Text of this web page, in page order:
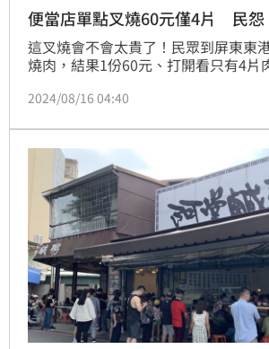
便當店單點叉燒60元僅4片 民怨
這叉燒會不會太貴了！民眾到屏東東
燒肉，結果1份60元、打開看只有4片
菜還有飯，但是單點只有4片肉、價格
會單點別的，而不是叉燒肉。
2024/08/16 04:40